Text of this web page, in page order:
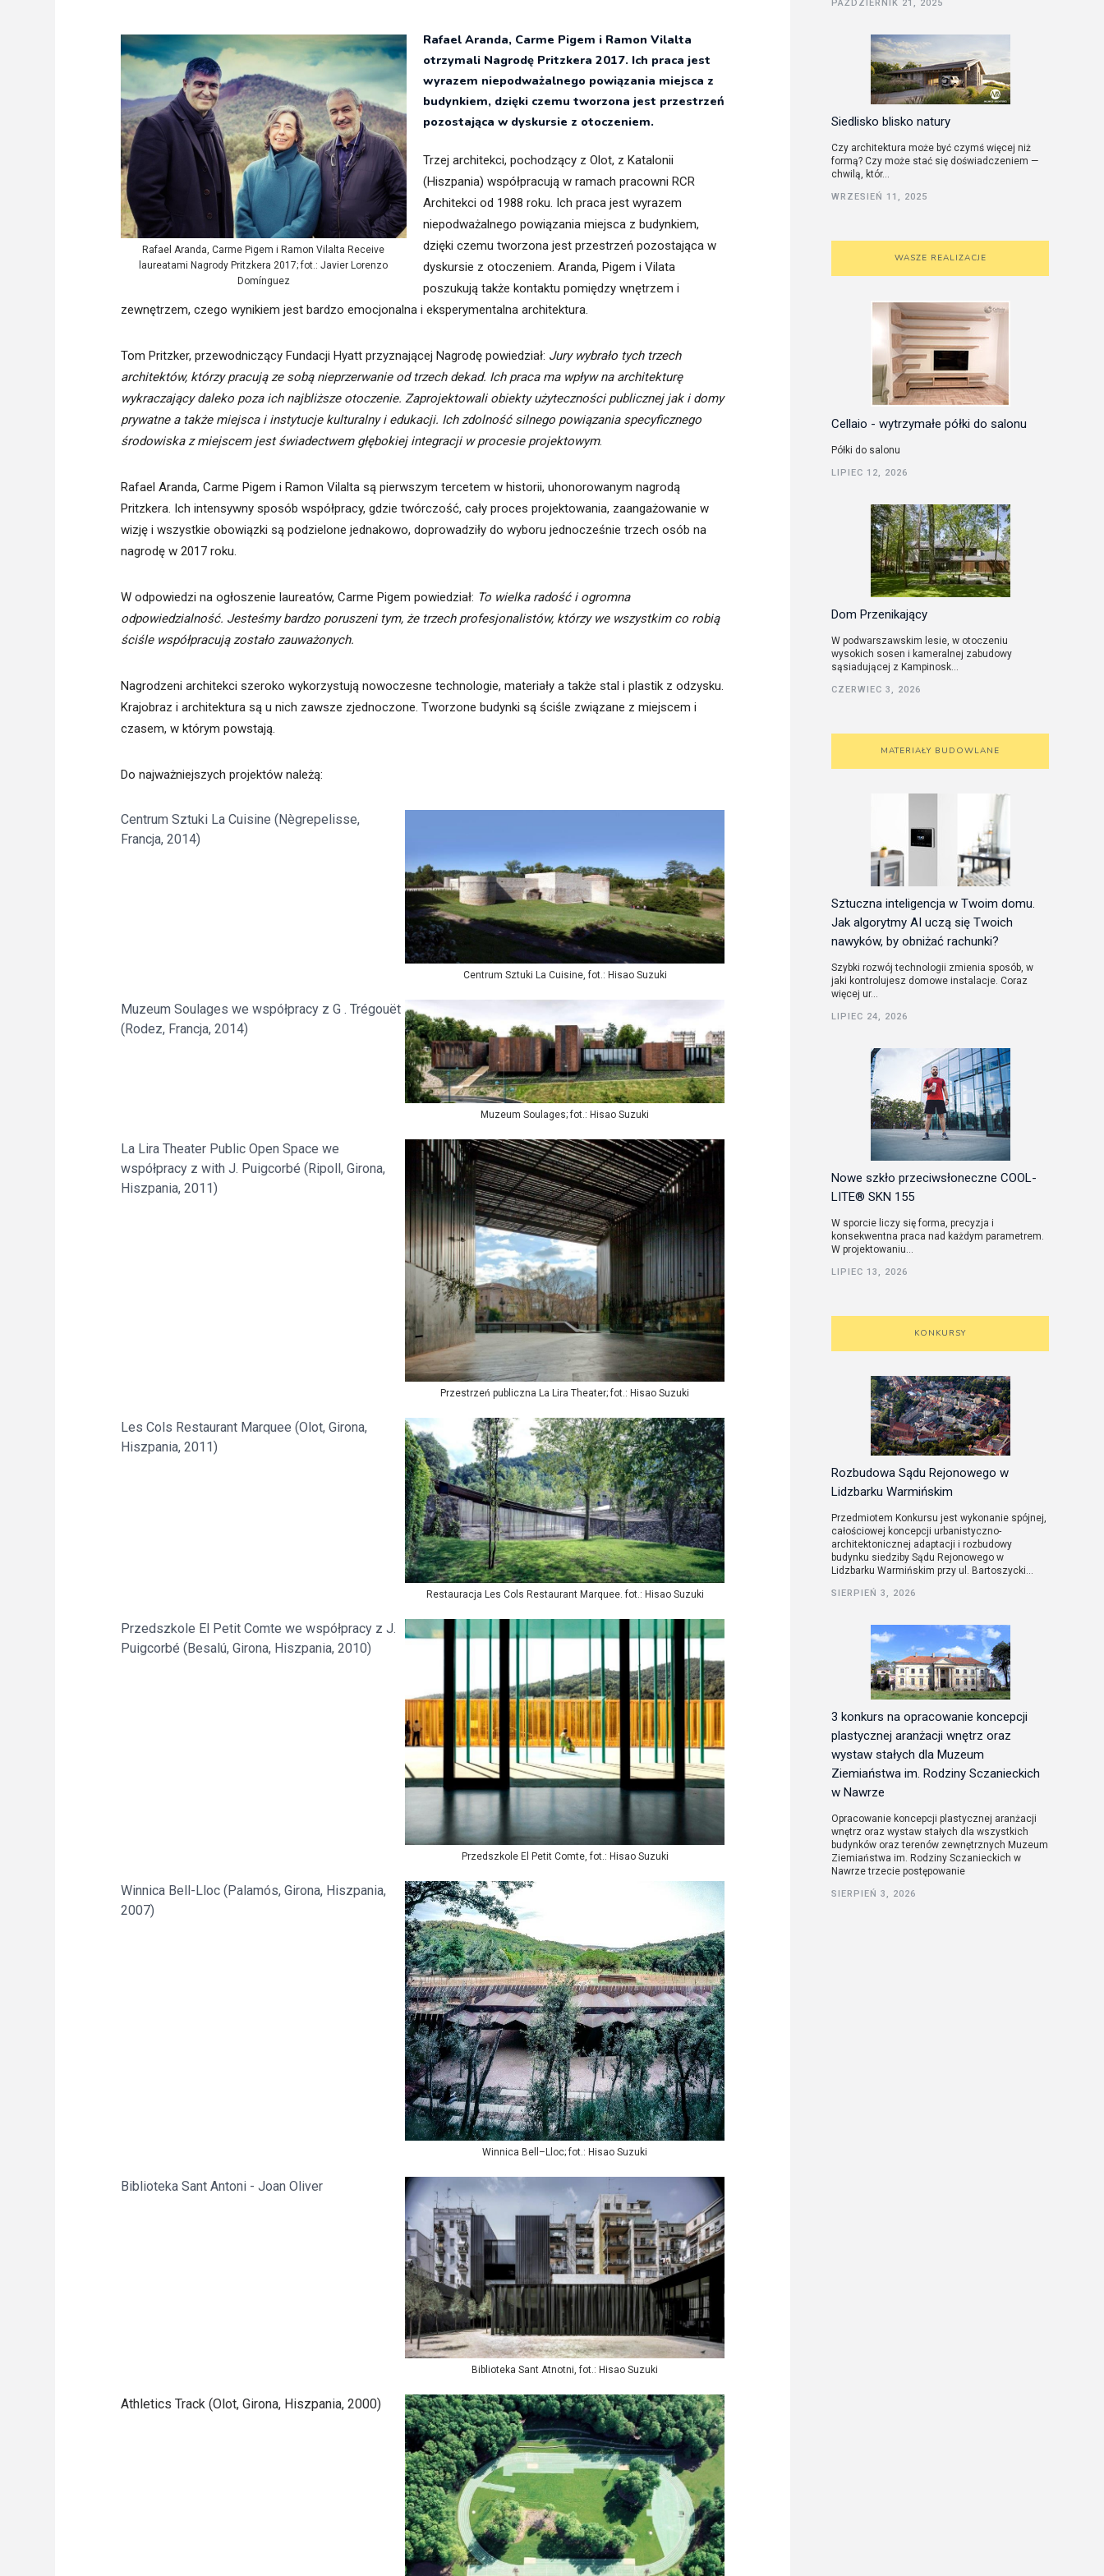
Galeria Miast Dawnych
Filmy
Prawo autorskie
Rafael Aranda, Carme Pigem i Ramon Vilalta Receive
laureatami Nagrody Pritzkera 2017; fot.: Javier Lorenzo
Domínguez
Rafael Aranda, Carme Pigem i Ramon Vilalta
otrzymali Nagrodę Pritzkera 2017. Ich praca jest
wyrazem niepodważalnego powiązania miejsca z
budynkiem, dzięki czemu tworzona jest przestrzeń
pozostająca w dyskursie z otoczeniem.
Trzej architekci, pochodzący z Olot, z Katalonii
(Hiszpania) współpracują w ramach pracowni RCR
Architekci od 1988 roku. Ich praca jest wyrazem
niepodważalnego powiązania miejsca z budynkiem,
dzięki czemu tworzona jest przestrzeń pozostająca w
dyskursie z otoczeniem. Aranda, Pigem i Vilata
poszukują także kontaktu pomiędzy wnętrzem i
zewnętrzem, czego wynikiem jest bardzo emocjonalna i eksperymentalna architektura.
Tom Pritzker, przewodniczący Fundacji Hyatt przyznającej Nagrodę powiedział: Jury wybrało tych trzech
architektów, którzy pracują ze sobą nieprzerwanie od trzech dekad. Ich praca ma wpływ na architekturę
wykraczający daleko poza ich najbliższe otoczenie. Zaprojektowali obiekty użyteczności publicznej jak i domy
prywatne a także miejsca i instytucje kulturalny i edukacji. Ich zdolność silnego powiązania specyficznego
środowiska z miejscem jest świadectwem głębokiej integracji w procesie projektowym.
Rafael Aranda, Carme Pigem i Ramon Vilalta są pierwszym tercetem w historii, uhonorowanym nagrodą
Pritzkera. Ich intensywny sposób współpracy, gdzie twórczość, cały proces projektowania, zaangażowanie w
wizję i wszystkie obowiązki są podzielone jednakowo, doprowadziły do wyboru jednocześnie trzech osób na
nagrodę w 2017 roku.
W odpowiedzi na ogłoszenie laureatów, Carme Pigem powiedział: To wielka radość i ogromna
odpowiedzialność. Jesteśmy bardzo poruszeni tym, że trzech profesjonalistów, którzy we wszystkim co robią
ściśle współpracują zostało zauważonych.
Nagrodzeni architekci szeroko wykorzystują nowoczesne technologie, materiały a także stal i plastik z odzysku.
Krajobraz i architektura są u nich zawsze zjednoczone. Tworzone budynki są ściśle związane z miejscem i
czasem, w którym powstają.
Do najważniejszych projektów należą:
Centrum Sztuki La Cuisine (Nègrepelisse,
Francja, 2014)
Centrum Sztuki La Cuisine, fot.: Hisao Suzuki
Muzeum Soulages we współpracy z G . Trégouët
(Rodez, Francja, 2014)
Muzeum Soulages; fot.: Hisao Suzuki
La Lira Theater Public Open Space we
współpracy z with J. Puigcorbé (Ripoll, Girona,
Hiszpania, 2011)
Przestrzeń publiczna La Lira Theater; fot.: Hisao Suzuki
Les Cols Restaurant Marquee (Olot, Girona,
Hiszpania, 2011)
Restauracja Les Cols Restaurant Marquee. fot.: Hisao Suzuki
Przedszkole El Petit Comte we współpracy z J.
Puigcorbé (Besalú, Girona, Hiszpania, 2010)
Przedszkole El Petit Comte, fot.: Hisao Suzuki
Winnica Bell-Lloc (Palamós, Girona, Hiszpania,
2007)
Winnica Bell–Lloc; fot.: Hisao Suzuki
Biblioteka Sant Antoni - Joan Oliver
Biblioteka Sant Atnotni, fot.: Hisao Suzuki
Athletics Track (Olot, Girona, Hiszpania, 2000)
PAŹDZIERNIK 21, 2025
Siedlisko blisko natury
Czy architektura może być czymś więcej niż
formą? Czy może stać się doświadczeniem —
chwilą, któr...
WRZESIEŃ 11, 2025
WASZE REALIZACJE
Cellaio - wytrzymałe półki do salonu
Półki do salonu
LIPIEC 12, 2026
Dom Przenikający
W podwarszawskim lesie, w otoczeniu
wysokich sosen i kameralnej zabudowy
sąsiadującej z Kampinosk...
CZERWIEC 3, 2026
MATERIAŁY BUDOWLANE
Sztuczna inteligencja w Twoim domu.
Jak algorytmy AI uczą się Twoich
nawyków, by obniżać rachunki?
Szybki rozwój technologii zmienia sposób, w
jaki kontrolujesz domowe instalacje. Coraz
więcej ur...
LIPIEC 24, 2026
Nowe szkło przeciwsłoneczne COOL-
LITE® SKN 155
W sporcie liczy się forma, precyzja i
konsekwentna praca nad każdym parametrem.
W projektowaniu...
LIPIEC 13, 2026
KONKURSY
Rozbudowa Sądu Rejonowego w
Lidzbarku Warmińskim
Przedmiotem Konkursu jest wykonanie spójnej,
całościowej koncepcji urbanistyczno-
architektonicznej adaptacji i rozbudowy
budynku siedziby Sądu Rejonowego w
Lidzbarku Warmińskim przy ul. Bartoszycki...
SIERPIEŃ 3, 2026
3 konkurs na opracowanie koncepcji
plastycznej aranżacji wnętrz oraz
wystaw stałych dla Muzeum
Ziemiaństwa im. Rodziny Sczanieckich
w Nawrze
Opracowanie koncepcji plastycznej aranżacji
wnętrz oraz wystaw stałych dla wszystkich
budynków oraz terenów zewnętrznych Muzeum
Ziemiaństwa im. Rodziny Sczanieckich w
Nawrze trzecie postępowanie
SIERPIEŃ 3, 2026